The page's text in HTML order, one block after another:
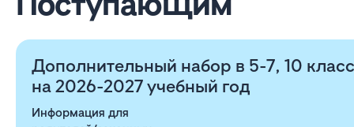
Дополнительный набор в 5-7, 10
на 2026-2027 учебный год
Информация для